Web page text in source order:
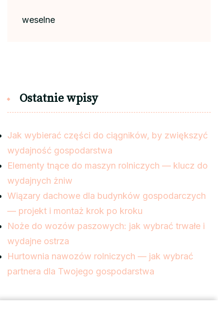
weselne
Ostatnie wpisy
Jak wybierać części do ciągników, by zwiększyć
wydajność gospodarstwa
Elementy tnące do maszyn rolniczych — klucz do
wydajnych żniw
Wiązary dachowe dla budynków gospodarczych
— projekt i montaż krok po kroku
Noże do wozów paszowych: jak wybrać trwałe i
wydajne ostrza
Hurtownia nawozów rolniczych — jak wybrać
partnera dla Twojego gospodarstwa